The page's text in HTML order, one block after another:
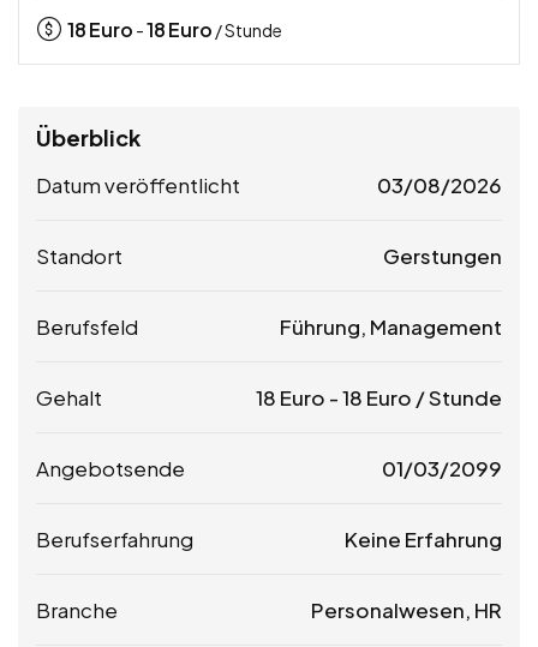
18Euro -18Euro / Stunde
Überblick
Datum veröffentlicht 03/08/2026
Standort Gerstungen
Berufsfeld Führung, Management
Gehalt 18 Euro -18 Euro / Stunde
Angebotsende 01/03/2099
Berufserfahrung Keine Erfahrung
Branche Personalwesen, HR